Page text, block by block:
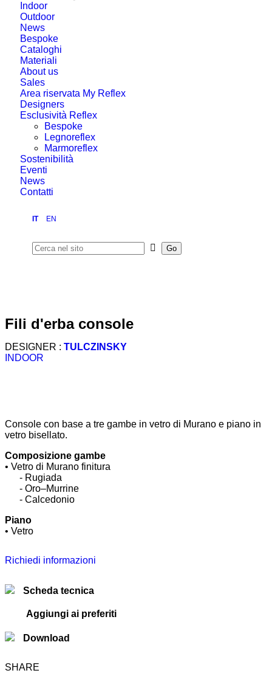
Indoor
Outdoor
News
Bespoke
Cataloghi
Materiali
About us
Sales
Area riservata My Reflex
Designers
Esclusività Reflex
Bespoke
Legnoreflex
Marmoreflex
Sostenibilità
Eventi
News
Contatti
IT EN
fili d'erba console
DESIGNER : TULCZINSKY
INDOOR
Console con base a tre gambe in vetro di Murano e piano in
vetro bisellato.
Composizione gambe
• Vetro di Murano finitura
- Rugiada
- Oro–Murrine
- Calcedonio
Piano
• Vetro
Richiedi informazioni
Scheda tecnica
Aggiungi ai preferiti
Download
SHARE